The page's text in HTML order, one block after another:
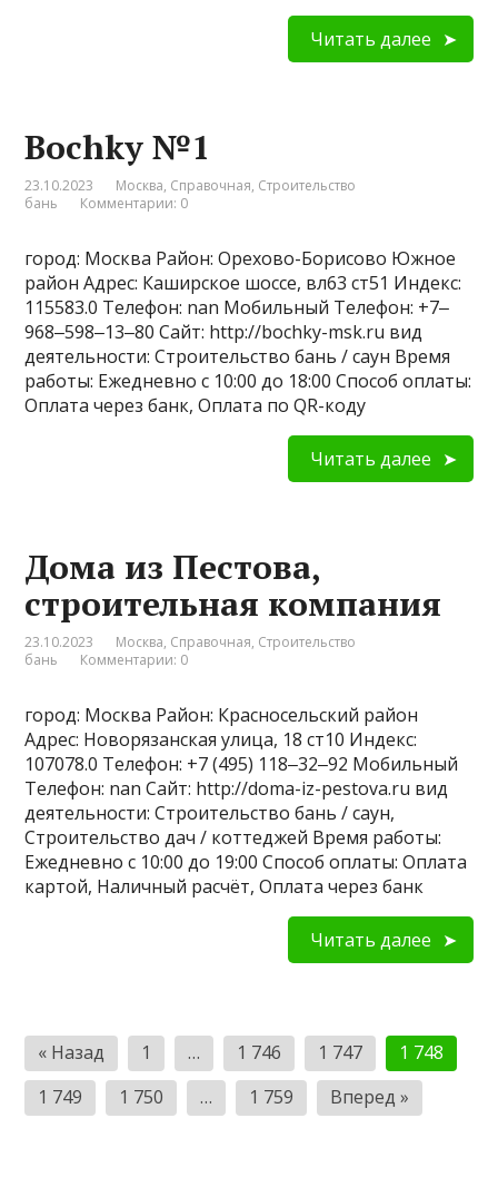
Читать далее
Bochky №1
23.10.2023 Москва, Справочная, Строительство
бань
Комментарии: 0
город: Москва Район: Орехово-Борисово Южное
район Адрес: Каширское шоссе, вл63 ст51 Индекс:
115583.0 Телефон: nan Мобильный Телефон: +7‒
968‒598‒13‒80 Сайт: http://bochky-msk.ru вид
деятельности: Строительство бань / саун Время
работы: Ежедневно с 10:00 до 18:00 Способ оплаты:
Оплата через банк, Оплата по QR-коду
Читать далее
Дома из Пестова,
строительная компания
23.10.2023 Москва, Справочная, Строительство
бань
Комментарии: 0
город: Москва Район: Красносельский район
Адрес: Новорязанская улица, 18 ст10 Индекс:
107078.0 Телефон: +7 (495) 118‒32‒92 Мобильный
Телефон: nan Сайт: http://doma-iz-pestova.ru вид
деятельности: Строительство бань / саун,
Строительство дач / коттеджей Время работы:
Ежедневно с 10:00 до 19:00 Способ оплаты: Оплата
картой, Наличный расчёт, Оплата через банк
Читать далее
Пагинация
записей
« Назад 1 … 1 746 1 747
1 748
1 749
1 750 … 1 759 Вперед »